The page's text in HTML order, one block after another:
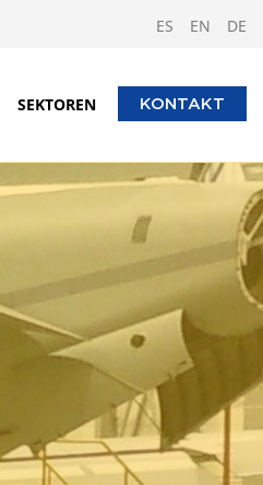
ES EN DE
SEKTOREN KONTAKT